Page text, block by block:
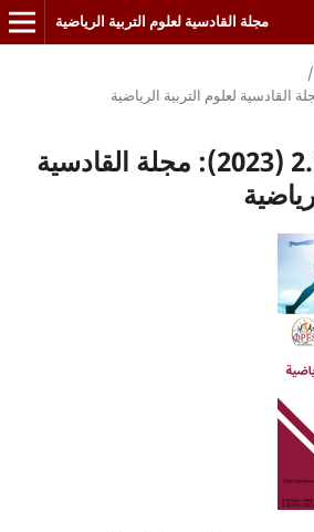
مجلة القادسية لعلوم التربية الرياضية
/
مجلد 23 عدد 2.2 (2023): مجلة القادسية